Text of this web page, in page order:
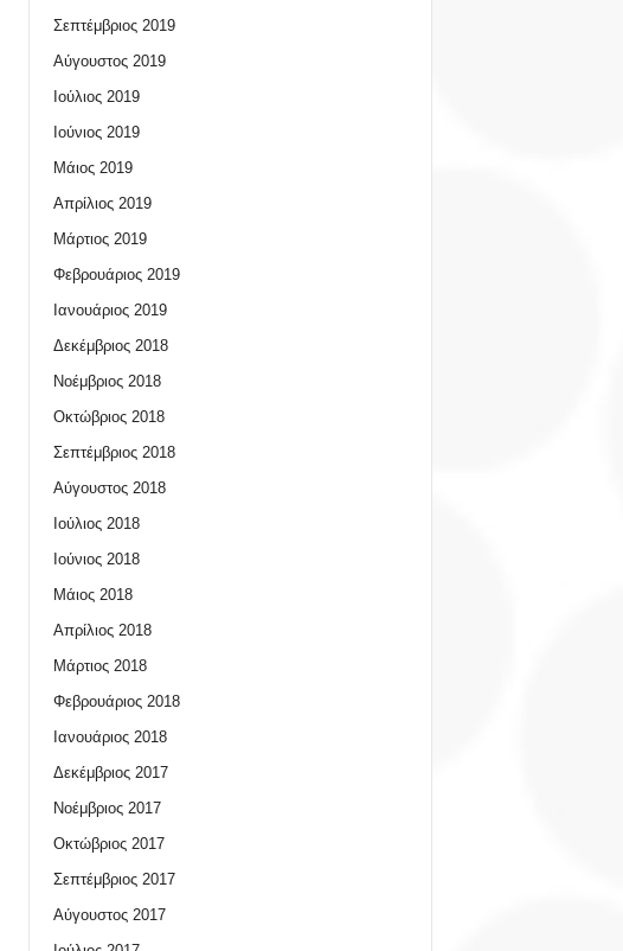
Σεπτέμβριος 2019
Αύγουστος 2019
Ιούλιος 2019
Ιούνιος 2019
Μάιος 2019
Απρίλιος 2019
Μάρτιος 2019
Φεβρουάριος 2019
Ιανουάριος 2019
Δεκέμβριος 2018
Νοέμβριος 2018
Οκτώβριος 2018
Σεπτέμβριος 2018
Αύγουστος 2018
Ιούλιος 2018
Ιούνιος 2018
Μάιος 2018
Απρίλιος 2018
Μάρτιος 2018
Φεβρουάριος 2018
Ιανουάριος 2018
Δεκέμβριος 2017
Νοέμβριος 2017
Οκτώβριος 2017
Σεπτέμβριος 2017
Αύγουστος 2017